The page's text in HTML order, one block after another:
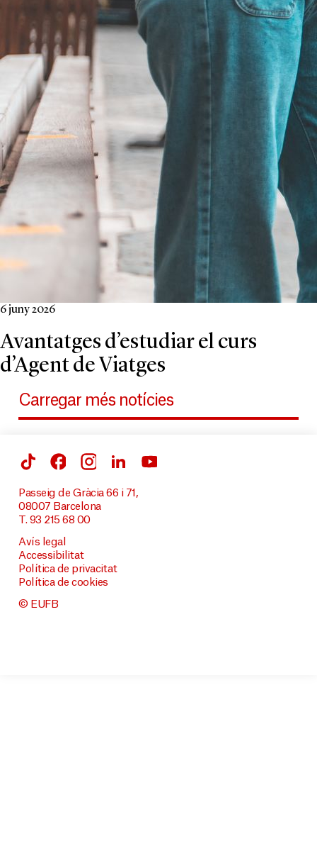
6 juny 2026
Avantatges d’estudiar el curs
d’Agent de Viatges
Carregar més notícies
Passeig de Gràcia 66 i 71,
08007 Barcelona
T. 93 215 68 00
Avís legal
Accessibilitat
Política de privacitat
Política de cookies
© EUFB